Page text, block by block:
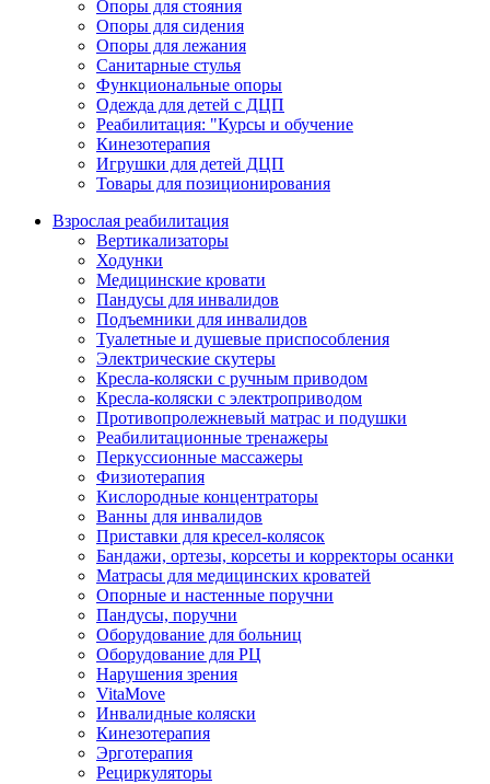
Опоры для стояния
Опоры для сидения
Опоры для лежания
Санитарные стулья
Функциональные опоры
Одежда для детей с ДЦП
Реабилитация: "Курсы и обучение
Кинезотерапия
Игрушки для детей ДЦП
Товары для позиционирования
Взрослая реабилитация
Вертикализаторы
Ходунки
Медицинские кровати
Пандусы для инвалидов
Подъемники для инвалидов
Туалетные и душевые приспособления
Электрические скутеры
Кресла-коляски с ручным приводом
Кресла-коляски с электроприводом
Противопролежневый матрас и подушки
Реабилитационные тренажеры
Перкуссионные массажеры
Физиотерапия
Кислородные концентраторы
Ванны для инвалидов
Приставки для кресел-колясок
Бандажи, ортезы, корсеты и корректоры осанки
Матрасы для медицинских кроватей
Опорные и настенные поручни
Пандусы, поручни
Оборудование для больниц
Оборудование для РЦ
Нарушения зрения
VitaMove
Инвалидные коляски
Кинезотерапия
Эрготерапия
Рециркуляторы